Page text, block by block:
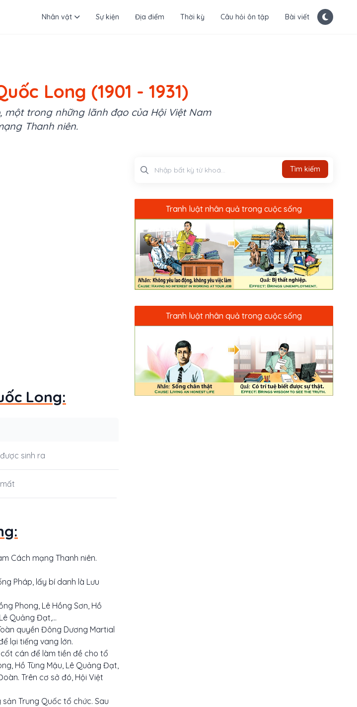
Nhân vật Sự kiện Địa điểm Thời kỳ Câu hỏi ôn tập Bài viết
Long (1901 - 1931)
một trong những lãnh đạo của Hội Việt Nam
Thanh niên.
Long:
sinh ra
Cách mạng Thanh niên.
Pháp, lấy bí danh là Lưu
Phong, Lê Hồng Sơn, Hồ
Quảng Đạt,...
quyền Đông Dương Martial
lại tiếng vang lớn.
cán để làm tiền đề cho tổ
Hồ Tùng Mậu, Lê Quảng Đạt,
Trên cơ sở đó, Hội Việt
Trung Quốc tổ chức. Sau
Tìm kiếm
Tranh luật nhân quả trong cuộc sống
Tranh luật nhân quả trong cuộc sống